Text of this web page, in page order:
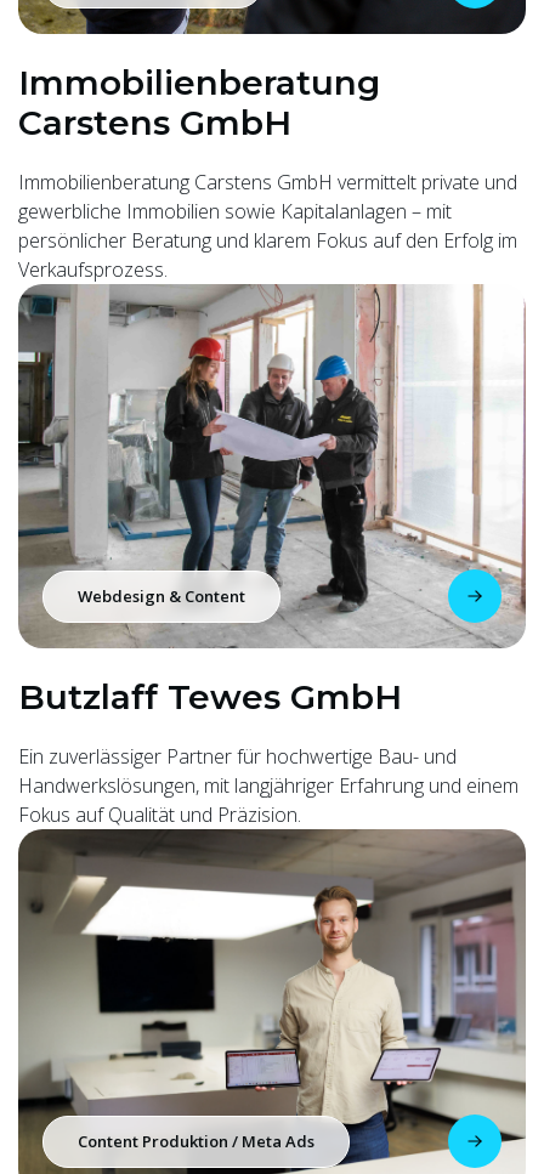
Immobilienberatung
Carstens GmbH
Immobilienberatung Carstens GmbH vermittelt private und
gewerbliche Immobilien sowie Kapitalanlagen – mit
persönlicher Beratung und klarem Fokus auf den Erfolg im
Verkaufsprozess.
Webdesign & Content
Butzlaff Tewes GmbH
Ein zuverlässiger Partner für hochwertige Bau- und
Handwerkslösungen, mit langjähriger Erfahrung und einem
Fokus auf Qualität und Präzision.
Content Produktion / Meta Ads